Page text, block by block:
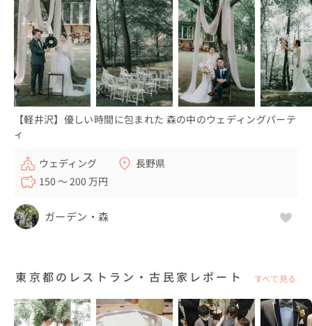
【軽井沢】優しい時間に包まれた 森の中のウェディングパーテ
ィ
ウェディング
長野県
150 〜 200 万円
ガーデン・森
東京都のレストラン・古民家レポート すべて見る